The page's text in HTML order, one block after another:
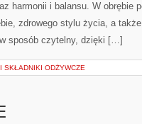
harmonii i balansu. W obrębie
zdrowego stylu życia, a
sposób czytelny, dzięki […]
SKŁADNIKI ODŻYWCZE